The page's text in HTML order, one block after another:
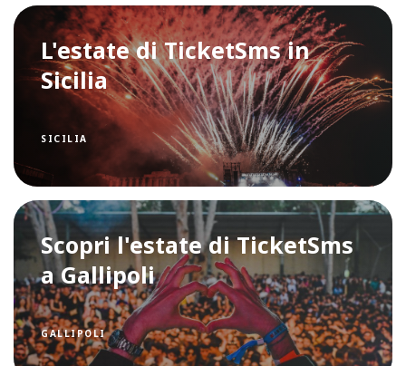
L'estate di TicketSms in
Sicilia
SICILIA
Scopri l'estate di TicketSms
a Gallipoli
GALLIPOLI